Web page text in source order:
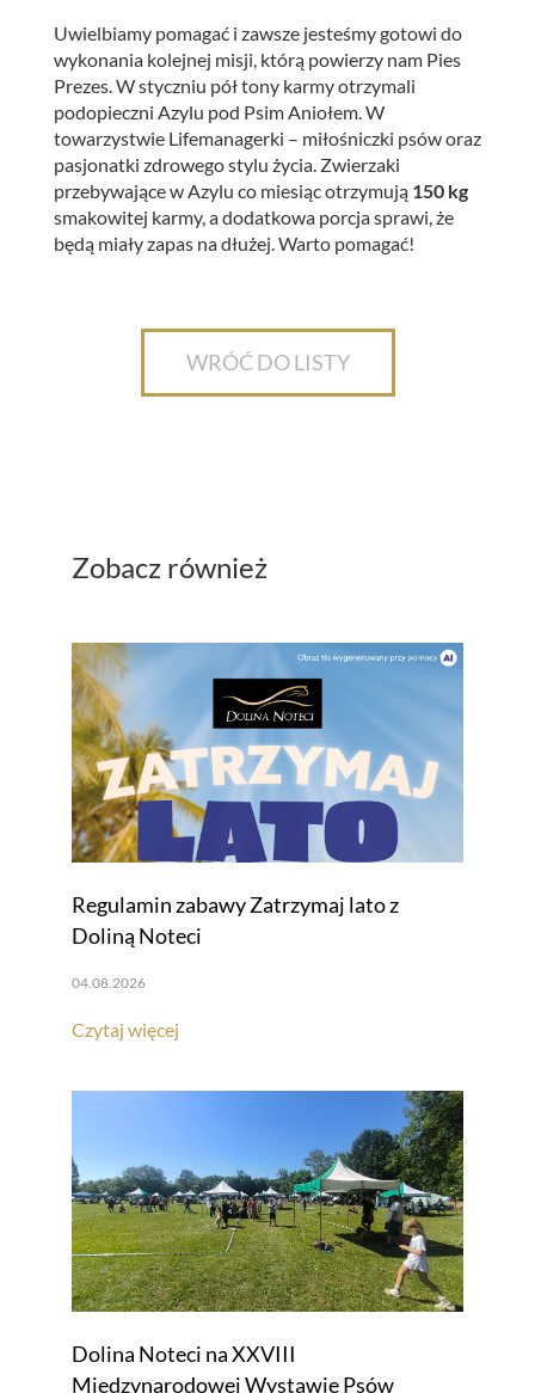
Uwielbiamy pomagać i zawsze jesteśmy gotowi do
wykonania kolejnej misji, którą powierzy nam Pies
Prezes. W styczniu pół tony karmy otrzymali
podopieczni Azylu pod Psim Aniołem. W
towarzystwie Lifemanagerki – miłośniczki psów oraz
pasjonatki zdrowego stylu życia. Zwierzaki
przebywające w Azylu co miesiąc otrzymują 150 kg
smakowitej karmy, a dodatkowa porcja sprawi, że
będą miały zapas na dłużej. Warto pomagać!
WRÓĆ DO LISTY
Zobacz również
Regulamin zabawy Zatrzymaj lato z
Doliną Noteci
04.08.2026
Czytaj więcej
Dolina Noteci na XXVIII
Międzynarodowej Wystawie Psów